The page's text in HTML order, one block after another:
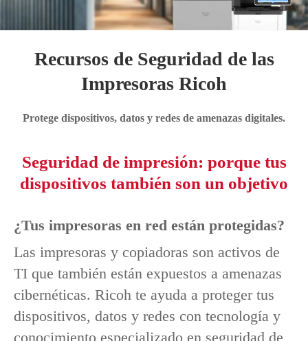
Recursos de Seguridad de las
Impresoras Ricoh
Protege dispositivos, datos y redes de amenazas digitales.
Seguridad de impresión: porque tus
dispositivos también son un objetivo
¿Tus impresoras en red están protegidas?
Las impresoras y copiadoras son activos de
TI que también están expuestos a amenazas
cibernéticas. Ricoh te ayuda a proteger tus
dispositivos, datos y redes con tecnología y
conocimiento especializado en seguridad de